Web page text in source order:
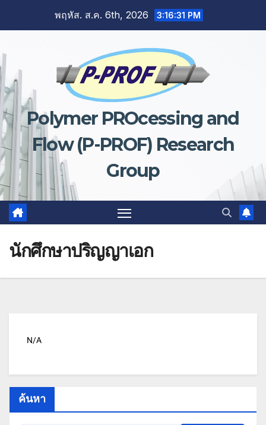
พฤหัส. ส.ค. 6th, 2026 3:16:31 PM
Polymer PROcessing and
Flow (P-PROF) Research
Group
นักศึกษาปริญญาเอก
N/A
ค้นหา